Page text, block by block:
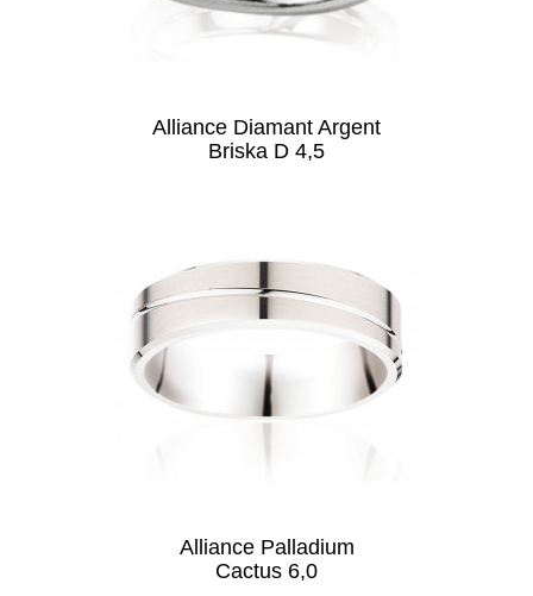
Alliance Diamant Argent
Briska D 4,5
Alliance Palladium
Cactus 6,0